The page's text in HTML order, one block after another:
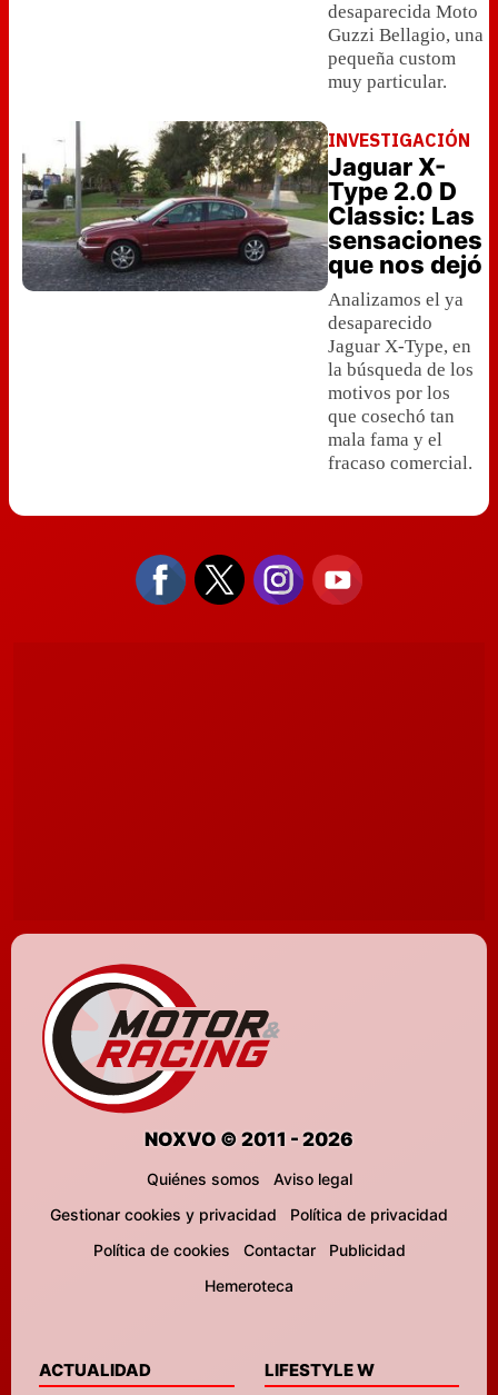
desaparecida Moto
Guzzi Bellagio, una
pequeña custom
muy particular.
INVESTIGACIÓN
Jaguar X-
Type 2.0 D
Classic: Las
sensaciones
que nos dejó
Analizamos el ya
desaparecido
Jaguar X-Type, en
la búsqueda de los
motivos por los
que cosechó tan
mala fama y el
fracaso comercial.
NOXVO © 2011 - 2026
Quiénes somos
Aviso legal
Gestionar cookies y privacidad
Política de privacidad
Política de cookies
Contactar
Publicidad
Hemeroteca
ACTUALIDAD
LIFESTYLE W